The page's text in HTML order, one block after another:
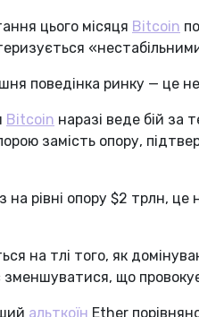
цього місяця Bitcoin
поведінка ринку — це
Bitcoin наразі веде бій за
замість опору,
на рівні опору $2 трлн,
на тлі того, як
що
альткоїн Ether